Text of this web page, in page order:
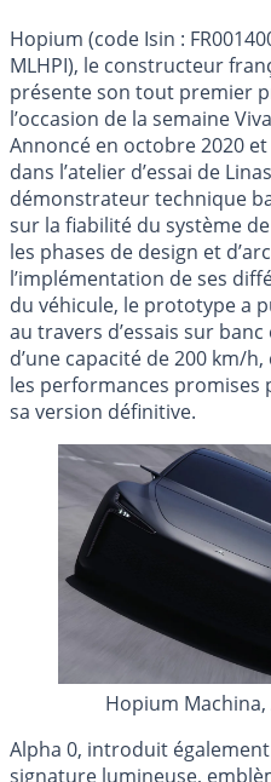
Hopium (code Isin :
MLHPI), le constructeur
présente son tout premier
l’occasion de la semaine
Annoncé en octobre 2020
dans l’atelier d’essai de
démonstrateur technique
sur la fiabilité du système
les phases de design et
l’implémentation de ses
du véhicule, le prototype a
au travers d’essais sur
d’une capacité de 200 km/
les performances promises
sa version définitive.
Hopium
Alpha 0, introduit
signature lumineuse,